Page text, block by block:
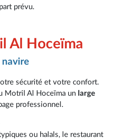
prévu.
Al Hoceïma
navire
sécurité et votre confort.
Motril Al Hoceïma un large
professionnel.
ou halals, le restaurant